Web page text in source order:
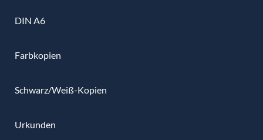
DIN A6
Farbkopien
Schwarz/Weiß-Kopien
Urkunden